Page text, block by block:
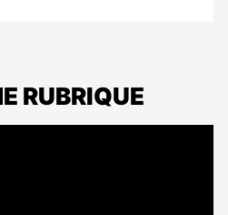
RUBRIQUE